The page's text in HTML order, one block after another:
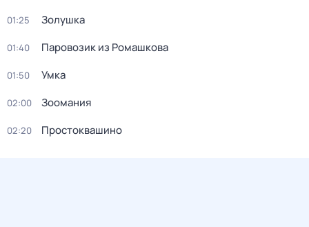
01:25 Золушка
01:40 Паровозик из Ромашкова
01:50 Умка
02:00 Зоомания
02:20 Простоквашино